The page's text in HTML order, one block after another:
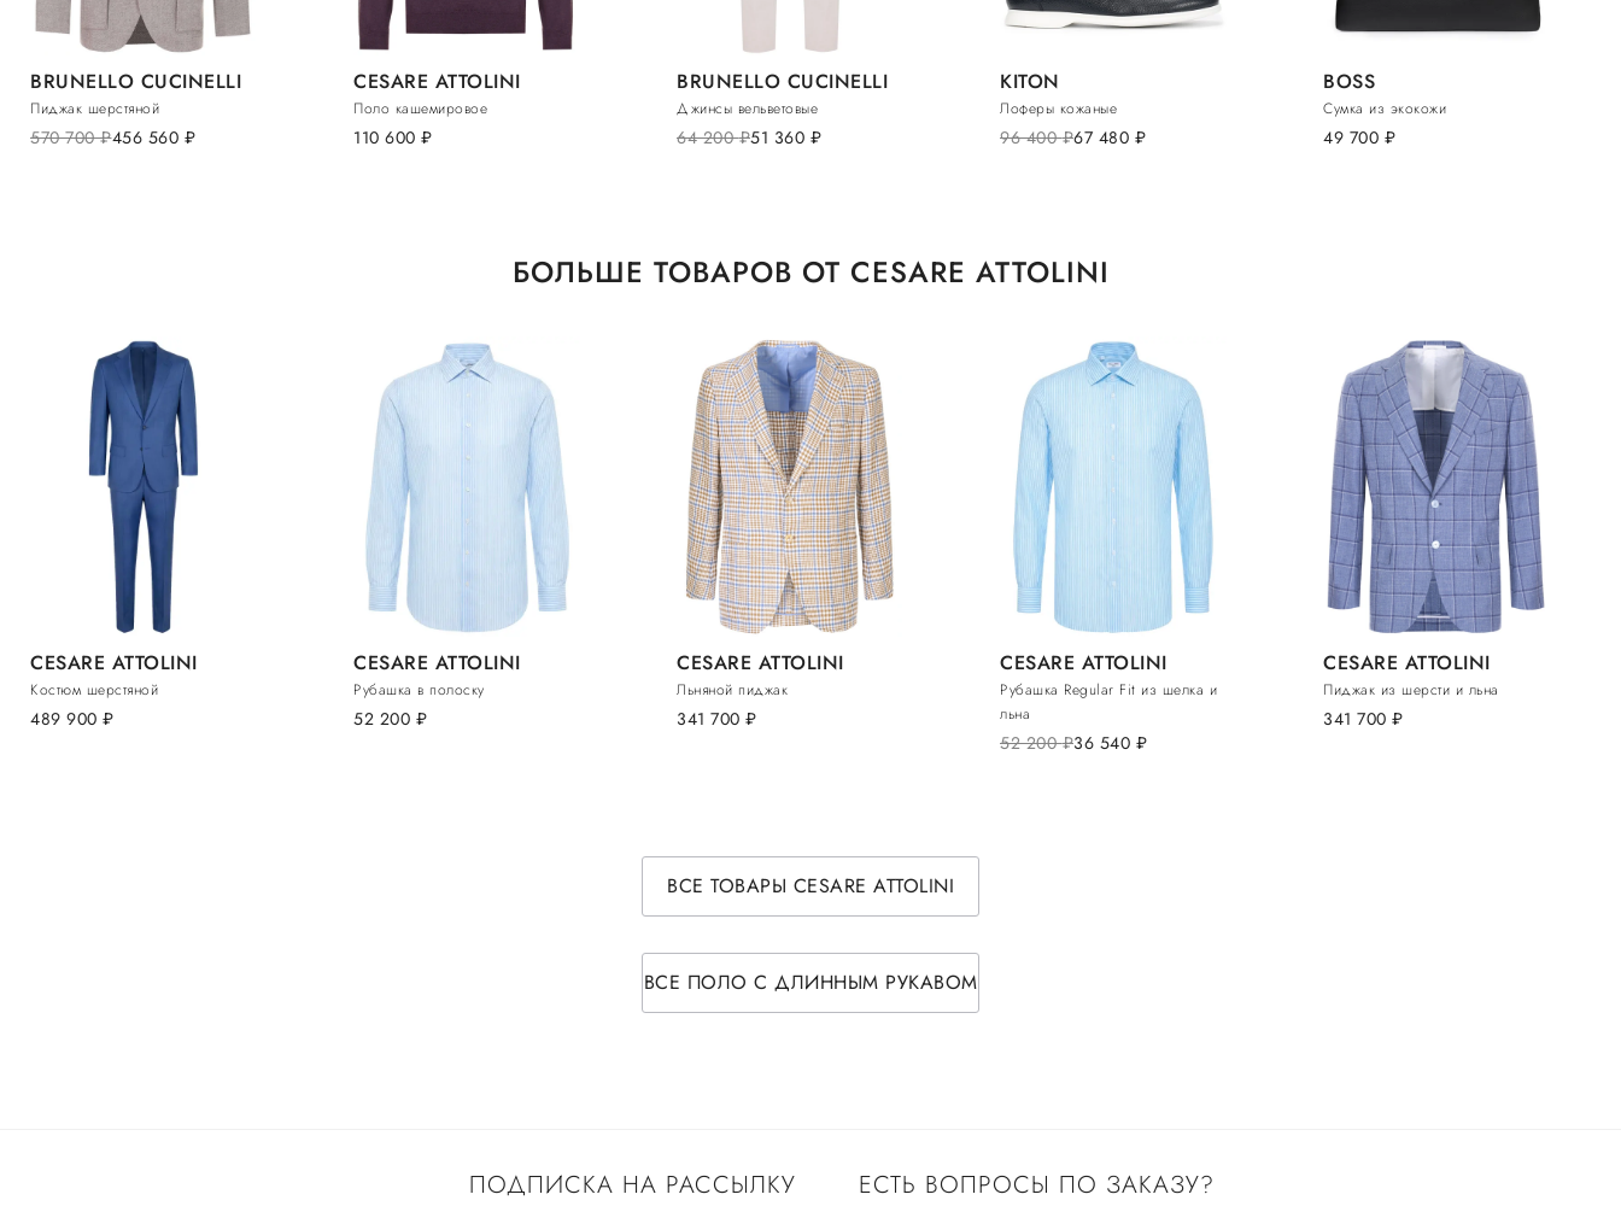
BRUNELLO CUCINELLI
Пиджак шерстяной
570 700руб.456 560 руб.
CESARE ATTOLINI
Поло кашемировое
110 600 руб.
BRUNELLO CUCINELLI
Джинсы вельветовые
64 200руб.51 360 руб.
KITON
Лоферы кожаные
96 400руб.67 480 руб.
BOSS
Сумка из экокожи
49 700 руб.
БОЛЬШЕ ТОВАРОВ ОТ CESARE ATTOLINI
CESARE ATTOLINI
Костюм шерстяной
489 900 руб.
CESARE ATTOLINI
Рубашка в полоску
52 200 руб.
CESARE ATTOLINI
Льняной пиджак
341 700 руб.
CESARE ATTOLINI
Рубашка Regular Fit из шелка и
льна
52 200руб.36 540 руб.
CESARE ATTOLINI
Пиджак из шерсти и льна
341 700 руб.
ВСЕ ТОВАРЫ CESARE ATTOLINI
ВСЕ ПОЛО С ДЛИННЫМ РУКАВОМ
ПОДПИСКА НА РАССЫЛКУ ЕСТЬ ВОПРОСЫ ПО ЗАКАЗУ?